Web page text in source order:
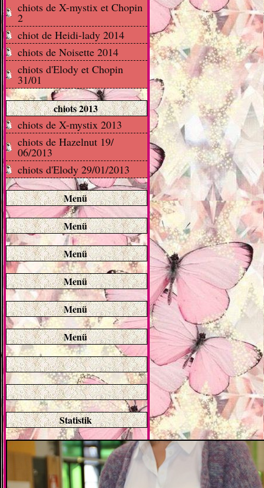
chiots de X-mystix et Chopin
2
chiot de Heidi-lady 2014
chiots de Noisette 2014
chiots d'Elody et Chopin
31/01
chiots 2013
chiots de X-mystix 2013
chiots de Hazelnut 19/
06/2013
chiots d'Elody 29/01/2013
Menü
Menü
Menü
Menü
Menü
Menü
Statistik